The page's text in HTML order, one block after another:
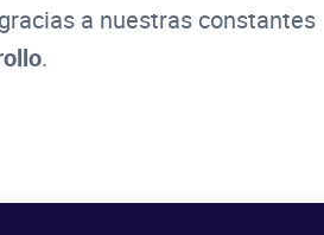
a nuestras constantes
.